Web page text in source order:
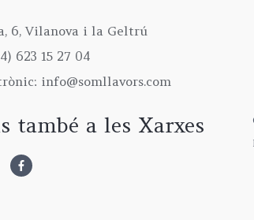
6, Vilanova i la Geltrú
623 15 27 04
info@somllavors.com
també a les Xarxes